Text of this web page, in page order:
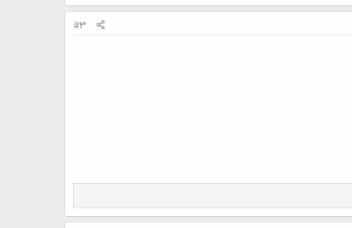
#3